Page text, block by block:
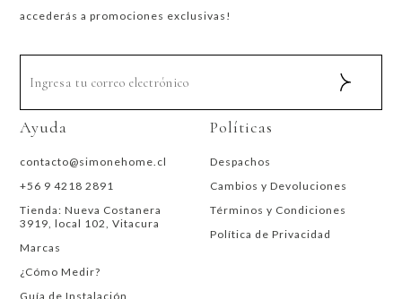
accederás a promociones exclusivas!
Ayuda
contacto@simonehome.cl
+56 9 4218 2891
Tienda: Nueva Costanera
3919, local 102, Vitacura
Marcas
¿Cómo Medir?
Guía de Instalación
Políticas
Despachos
Cambios y Devoluciones
Términos y Condiciones
Política de Privacidad